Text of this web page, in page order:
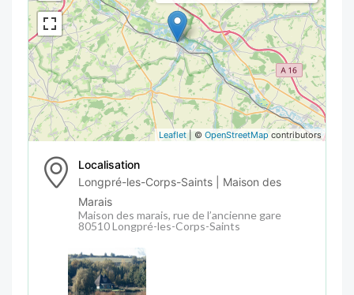
Leaflet | © OpenStreetMap contributors
Localisation
Longpré-les-Corps-Saints | Maison des
Marais
Maison des marais, rue de l’ancienne gare
80510 Longpré-les-Corps-Saints